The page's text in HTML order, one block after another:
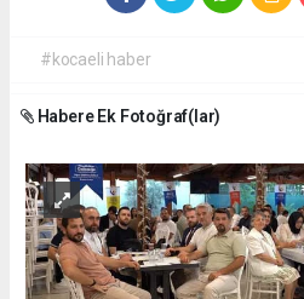
#kocaeli haber
Habere Ek Fotoğraf(lar)